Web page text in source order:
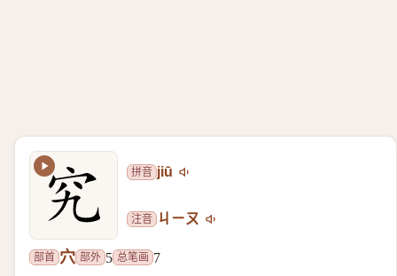
拼音 jiū
注音 ㄐㄧㄡ
部首 穴 部外 5 总笔画 7